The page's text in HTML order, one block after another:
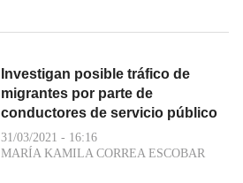
Investigan posible tráfico de
migrantes por parte de
conductores de servicio público
31/03/2021 - 16:16
MARÍA KAMILA CORREA ESCOBAR